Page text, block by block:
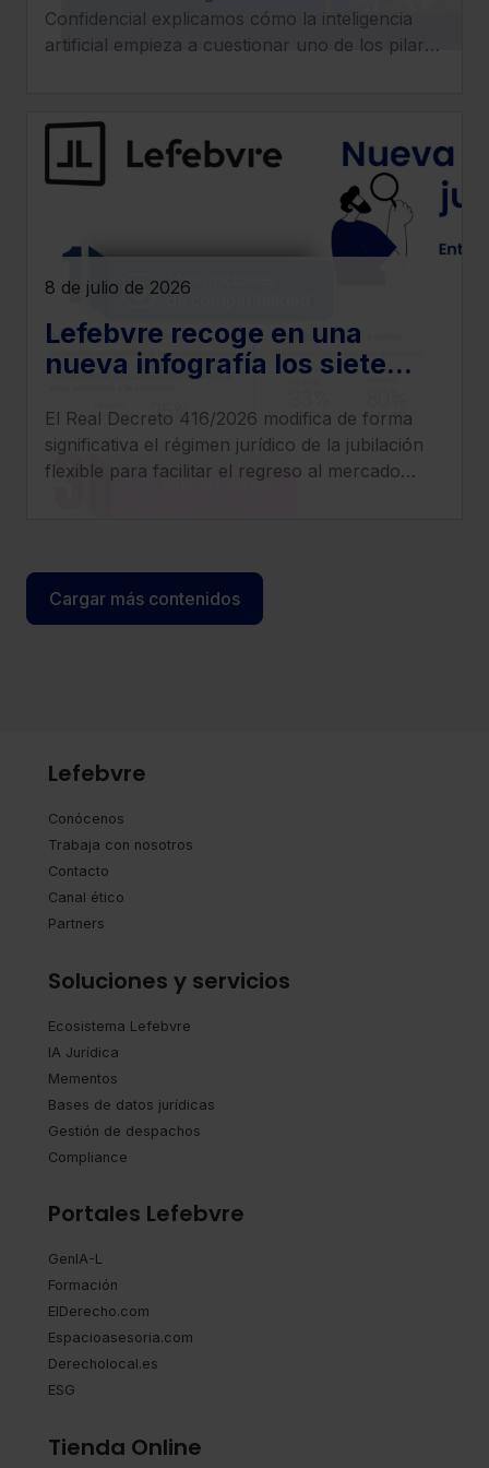
Confidencial explicamos cómo la inteligencia
artificial empieza a cuestionar uno de los pilares
8 de julio de 2026
Lefebvre recoge en una
nueva infografía los siete
introduce el Real Decreto
416/2026
El Real Decreto 416/2026 modifica de forma
significativa el régimen jurídico de la jubilación
flexible para facilitar el regreso al mercado
determinados complementos.
Cargar más contenidos
Lefebvre
Conócenos
Trabaja con nosotros
Contacto
Canal ético
Partners
Soluciones y servicios
Ecosistema Lefebvre
IA Jurídica
Mementos
Bases de datos jurídicas
Gestión de despachos
Compliance
Portales Lefebvre
GenIA-L
Formación
ElDerecho.com
Espacioasesoria.com
Derecholocal.es
ESG
Tienda Online